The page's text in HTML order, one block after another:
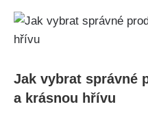
Jak⁣ vybrat ​správné
a krásnou hřívu